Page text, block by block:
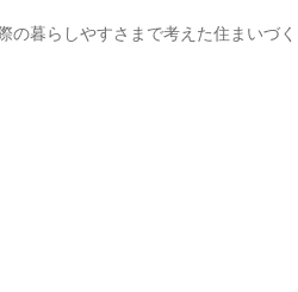
の暮らしやすさまで考えた住まいづく